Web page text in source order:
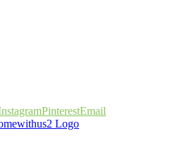
PinterestEmail